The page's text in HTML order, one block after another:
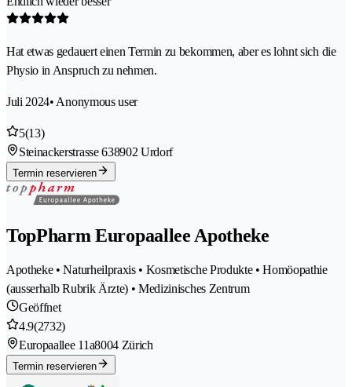
Hat etwas gedauert einen Termin zu bekommen, aber es lohnt sich die
Physio in Anspruch zu nehmen.
Juli 2024• Anonymous user
5(13)
Steinackerstrasse 638902 Urdorf
Termin reservieren
TopPharm Europaallee Apotheke
Apotheke • Naturheilpraxis • Kosmetische Produkte • Homöopathie
(ausserhalb Rubrik Ärzte) • Medizinisches Zentrum
Geöffnet
4.9(2732)
Europaallee 11a8004 Zürich
Termin reservieren